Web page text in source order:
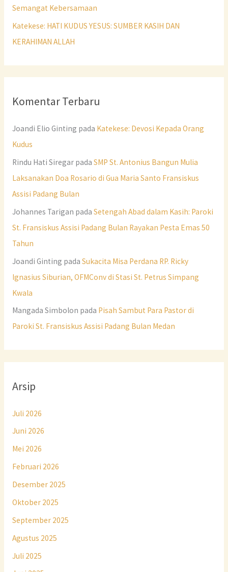
Semangat Kebersamaan
Katekese: HATI KUDUS YESUS: SUMBER KASIH DAN
KERAHIMAN ALLAH
Komentar Terbaru
Joandi Elio Ginting pada Katekese: Devosi Kepada Orang
Kudus
Rindu Hati Siregarpada SMP St. Antonius Bangun Mulia
Laksanakan Doa Rosario di Gua Maria Santo Fransiskus
Assisi Padang Bulan
Johannes Tarigan pada Setengah Abad dalam Kasih: Paroki
St. Fransiskus Assisi Padang Bulan Rayakan Pesta Emas 50
Tahun
Joandi Ginting pada Sukacita Misa Perdana RP. Ricky
Ignasius Siburian, OFMConv di Stasi St. Petrus Simpang
Kwala
Mangada Simbolon pada Pisah Sambut Para Pastor di
Paroki St. Fransiskus Assisi Padang Bulan Medan
Arsip
Juli 2026
Juni 2026
Mei 2026
Februari 2026
Desember 2025
Oktober 2025
September 2025
Agustus 2025
Juli 2025